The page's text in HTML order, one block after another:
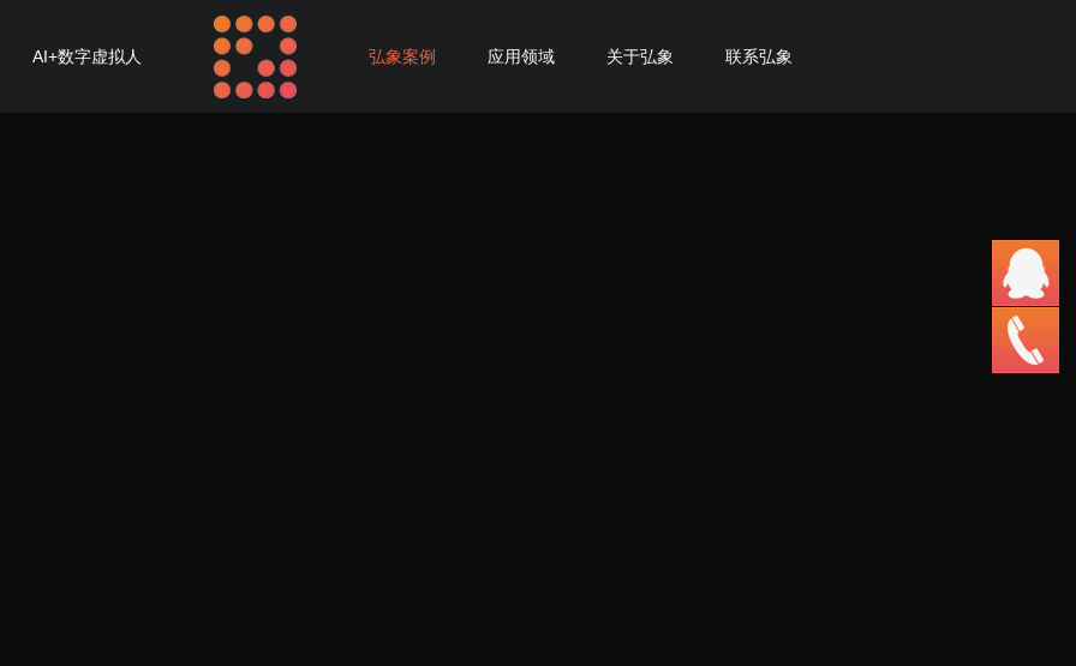
AI+数字虚拟人 弘象案例 应用领域 关于弘象 联系弘象